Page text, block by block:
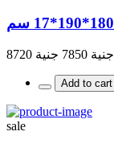
جنية 7850 جنية 8720
Add to cart
sale